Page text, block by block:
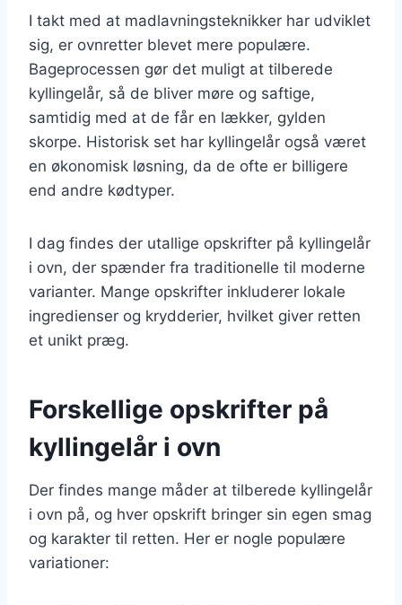
I takt med at madlavningsteknikker har udviklet
sig, er ovnretter blevet mere populære.
Bageprocessen gør det muligt at tilberede
kyllingelår, så de bliver møre og saftige,
samtidig med at de får en lækker, gylden
skorpe. Historisk set har kyllingelår også været
en økonomisk løsning, da de ofte er billigere
end andre kødtyper.
I dag findes der utallige opskrifter på kyllingelår
i ovn, der spænder fra traditionelle til moderne
varianter. Mange opskrifter inkluderer lokale
ingredienser og krydderier, hvilket giver retten
et unikt præg.
Forskellige opskrifter på
kyllingelår i ovn
Der findes mange måder at tilberede kyllingelår
i ovn på, og hver opskrift bringer sin egen smag
og karakter til retten. Her er nogle populære
variationer: